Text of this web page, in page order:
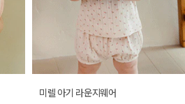
미렐 아기 라운지웨어